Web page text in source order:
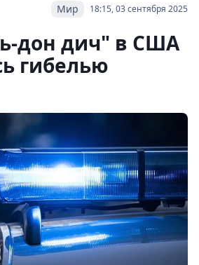
18:15, 03 сентября 2025
Мир
дон дич" в США
гибелью